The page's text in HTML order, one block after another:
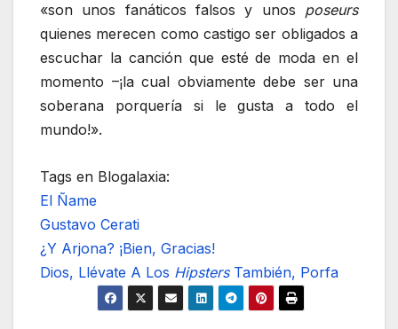
«son unos fanáticos falsos y unos poseurs
quienes merecen como castigo ser obligados a
escuchar la canción que esté de moda en el
momento –¡la cual obviamente debe ser una
soberana porquería si le gusta a todo el
mundo!».
Tags en Blogalaxia:
El Ñame
Gustavo Cerati
¿Y Arjona? ¡Bien, Gracias!
Dios, Llévate A Los HipstersTambién, Porfa